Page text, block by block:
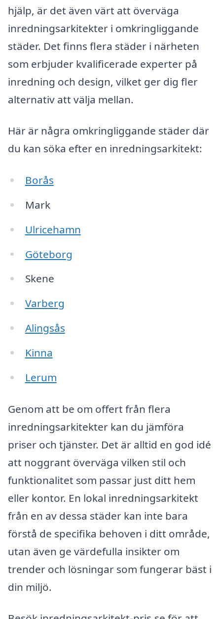
hjälp, är det även värt att överväga
inredningsarkitekter i omkringliggande
städer. Det finns flera städer i närheten
som erbjuder kvalificerade experter på
inredning och design, vilket ger dig fler
alternativ att välja mellan.
Här är några omkringliggande städer där
du kan söka efter en inredningsarkitekt:
Borås
Mark
Ulricehamn
Göteborg
Skene
Varberg
Alingsås
Kinna
Lerum
Genom att be om offert från flera
inredningsarkitekter kan du jämföra
priser och tjänster. Det är alltid en god idé
att noggrant överväga vilken stil och
funktionalitet som passar just ditt hem
eller kontor. En lokal inredningsarkitekt
från en av dessa städer kan inte bara
förstå de specifika behoven i ditt område,
utan även ge värdefulla insikter om
trender och lösningar som fungerar bäst i
din miljö.